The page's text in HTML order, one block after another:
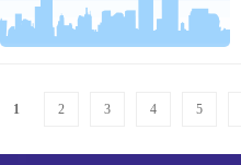
1 2 3 4 5